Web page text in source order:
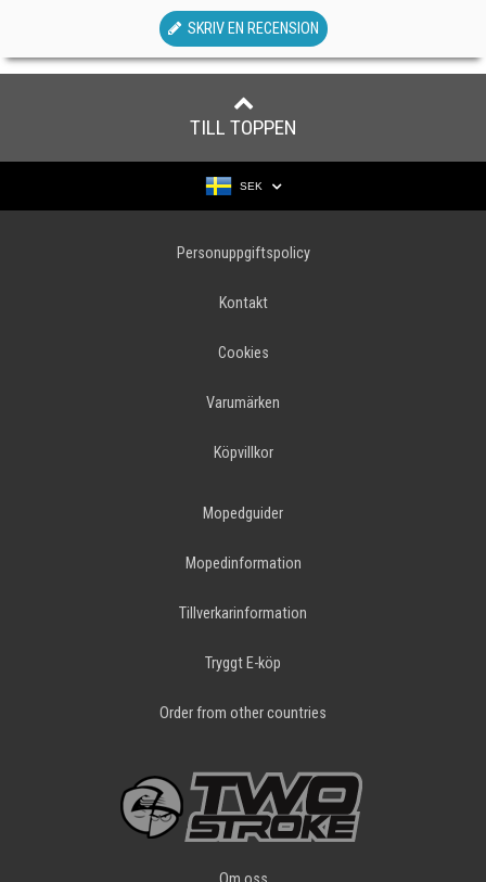
SKRIV EN RECENSION
TILL TOPPEN
SEK
Personuppgiftspolicy
Kontakt
Cookies
Varumärken
Köpvillkor
Mopedguider
Mopedinformation
Tillverkarinformation
Tryggt E-köp
Order from other countries